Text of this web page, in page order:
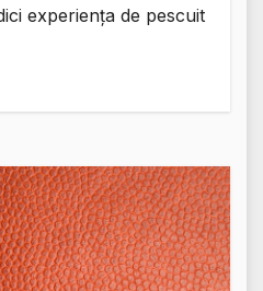
experiența de pescuit